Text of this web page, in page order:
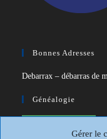
Gérer le
Bonnes Adresses
Debarrax – débarras de
Généalogie